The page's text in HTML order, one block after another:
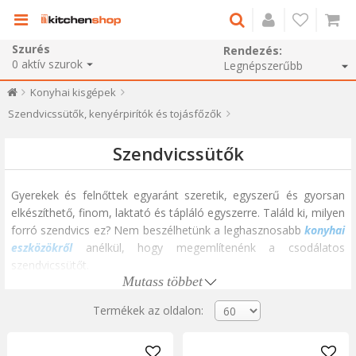
Szurés
0 aktív szurok
Rendezés:
Konyhai kisgépek
Szendvicssütők, kenyérpirítók és tojásfőzők
Szendvicssütők
Gyerekek és felnőttek egyaránt szeretik, egyszerű és gyorsan
elkészíthető, finom, laktató és tápláló egyszerre. Találd ki, milyen
forró szendvics ez? Nem beszélhetünk a leghasznosabbkonyhai
eszközökrőlanélkül, hogy megemlítenénk a csodálatos
szendvicssütőt.
A szendvicssütő nélkülözhetetlen a modern konyhában. Még azt
is merjük mondani, hogy aki nem szereti a "gépből" származó
szendvicseket, annak valószínűleg nincs otthon megfelelő
szendvicskészítője. Íme, mire érdemes figyelni, ha megbízható
Mutass többet
Termékek az oldalon: